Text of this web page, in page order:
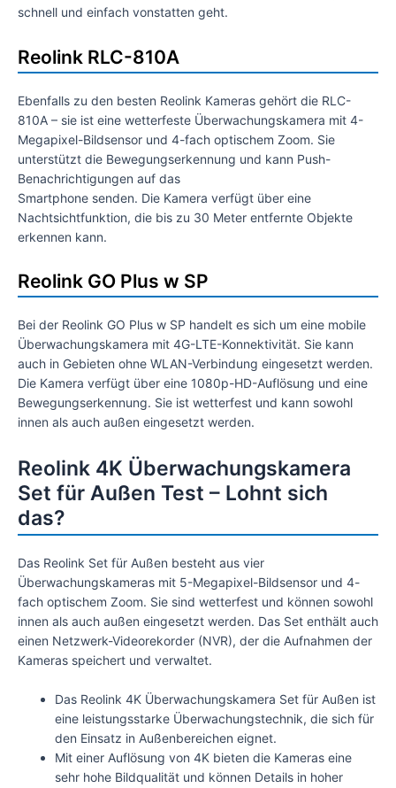
schnell und einfach vonstatten geht.
Reolink RLC-810A
Ebenfalls zu den besten Reolink Kameras gehört die RLC-
810A – sie ist eine wetterfeste Überwachungskamera mit 4-
Megapixel-Bildsensor und 4-fach optischem Zoom. Sie
unterstützt die Bewegungserkennung und kann Push-
Benachrichtigungen auf das
Smartphone senden. Die Kamera verfügt über eine
Nachtsichtfunktion, die bis zu 30 Meter entfernte Objekte
erkennen kann.
Reolink GO Plus w SP
Bei der Reolink GO Plus w SP handelt es sich um eine mobile
Überwachungskamera mit 4G-LTE-Konnektivität. Sie kann
auch in Gebieten ohne WLAN-Verbindung eingesetzt werden.
Die Kamera verfügt über eine 1080p-HD-Auflösung und eine
Bewegungserkennung. Sie ist wetterfest und kann sowohl
innen als auch außen eingesetzt werden.
Reolink 4K Überwachungskamera
Set für Außen Test – Lohnt sich
das?
Das Reolink Set für Außen besteht aus vier
Überwachungskameras mit 5-Megapixel-Bildsensor und 4-
fach optischem Zoom. Sie sind wetterfest und können sowohl
innen als auch außen eingesetzt werden. Das Set enthält auch
einen Netzwerk-Videorekorder (NVR), der die Aufnahmen der
Kameras speichert und verwaltet.
Das Reolink 4K Überwachungskamera Set für Außen ist
eine leistungsstarke Überwachungstechnik, die sich für
den Einsatz in Außenbereichen eignet.
Mit einer Auflösung von 4K bieten die Kameras eine
sehr hohe Bildqualität und können Details in hoher